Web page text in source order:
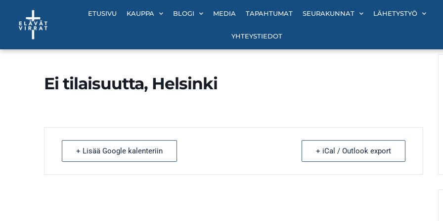
sisältöön
ETUSIVU KAUPPA BLOGI MEDIA TAPAHTUMAT SEURAKUNNAT LÄHETYSTYÖ
YHTEYSTIEDOT
Ei tilaisuutta, Helsinki
+ Lisää Google kalenteriin + iCal / Outlook export